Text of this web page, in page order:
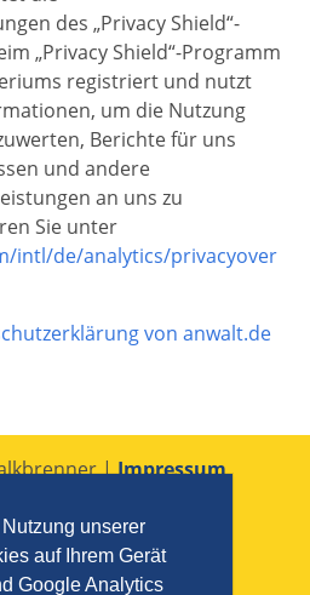
unserer
auf Ihrem Gerät
Google Analytics
des „Privacy Shield“-
„Privacy Shield“-Programm
registriert und nutzt
um die Nutzung
Berichte für uns
und andere
an uns zu
Sie unter
intl/de/analytics/privacyover
von anwalt.de
|Impressum
Schwendgraben
2616 8613
kalkbrenner.at